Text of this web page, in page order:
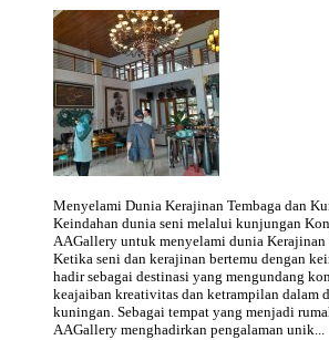
Menyelami Dunia Kerajinan Tembaga dan
Keindahan dunia seni melalui kunjungan
AAGallery untuk menyelami dunia Kerajinan
Ketika seni dan kerajinan bertemu dengan
hadir sebagai destinasi yang mengundang
keajaiban kreativitas dan ketrampilan dalam
kuningan. Sebagai tempat yang menjadi
AAGallery menghadirkan pengalaman unik...